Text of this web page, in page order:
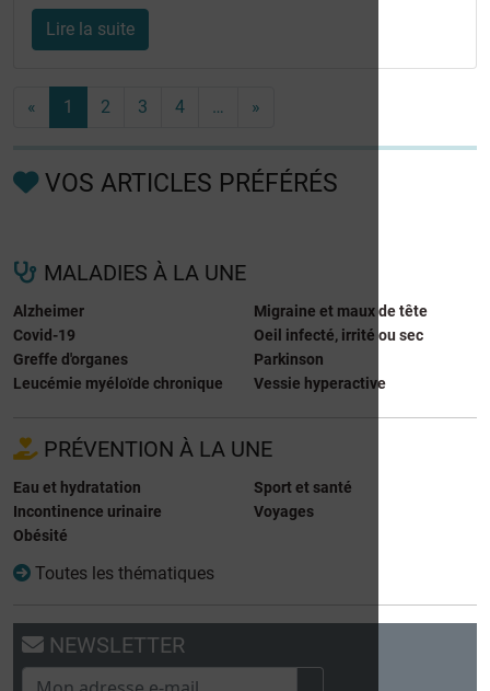
Lire la suite
« 1 2 3 4 … »
VOS ARTICLES PRÉFÉRÉS
MALADIES À LA UNE
Alzheimer
Covid-19
Greffe d'organes
Leucémie myéloïde chronique
Migraine et maux de tête
Oeil infecté, irrité ou sec
Parkinson
Vessie hyperactive
PRÉVENTION À LA UNE
Eau et hydratation
Incontinence urinaire
Obésité
Sport et santé
Voyages
Toutes les thématiques
NEWSLETTER